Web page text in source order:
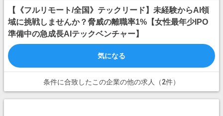
【《フルリモート/全国》テックリード】未経験からAI領
域に挑戦しませんか？脅威の離職率1%【女性最年少IPO
準備中の急成長AIテックベンチャー】
気になる
条件に合致したこの企業の他の求人（2件）